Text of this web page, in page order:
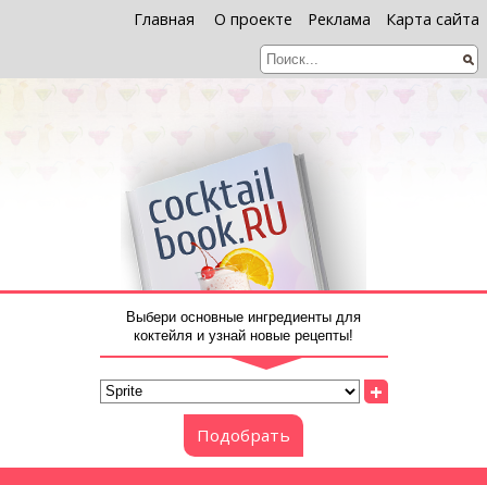
Главная О проекте Реклама Карта сайта
Выбери основные ингредиенты для
коктейля и узнай новые рецепты!
+
Подобрать